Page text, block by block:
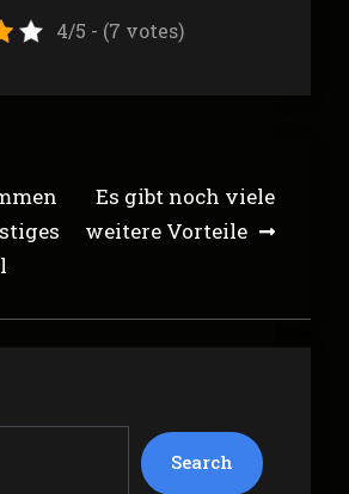
4/5 - (7 votes)
Es gibt noch viele
weitere Vorteile
Search